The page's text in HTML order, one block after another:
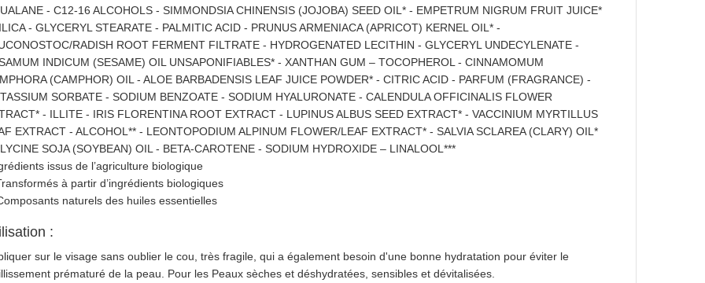
- C12-16 ALCOHOLS - SIMMONDSIA CHINENSIS (JOJOBA) SEED OIL* - EMPETRUM NIGRUM FRUIT JUICE*
- GLYCERYL STEARATE - PALMITIC ACID - PRUNUS ARMENIACA (APRICOT) KERNEL OIL* -
RADISH ROOT FERMENT FILTRATE - HYDROGENATED LECITHIN - GLYCERYL UNDECYLENATE -
INDICUM (SESAME) OIL UNSAPONIFIABLES* - XANTHAN GUM – TOCOPHEROL - CINNAMOMUM
(CAMPHOR) OIL - ALOE BARBADENSIS LEAF JUICE POWDER* - CITRIC ACID - PARFUM (FRAGRANCE) -
SORBATE - SODIUM BENZOATE - SODIUM HYALURONATE - CALENDULA OFFICINALIS FLOWER
- ILLITE - IRIS FLORENTINA ROOT EXTRACT - LUPINUS ALBUS SEED EXTRACT* - VACCINIUM MYRTILLUS
EXTRACT - ALCOHOL** - LEONTOPODIUM ALPINUM FLOWER/LEAF EXTRACT* - SALVIA SCLAREA (CLARY) OIL*
SOJA (SOYBEAN) OIL - BETA-CAROTENE - SODIUM HYDROXIDE – LINALOOL***
issus de l’agriculture biologique
à partir d’ingrédients biologiques
naturels des huiles essentielles
:
sur le visage sans oublier le cou, très fragile, qui a également besoin d'une bonne hydratation pour éviter le
prématuré de la peau. Pour les Peaux sèches et déshydratées, sensibles et dévitalisées.